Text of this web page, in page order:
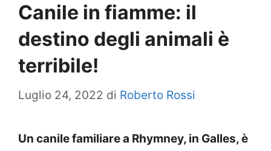
Canile in fiamme: il
destino degli animali è
terribile!
Luglio 24, 2022 di Roberto Rossi
Un canile familiare a Rhymney, in Galles, è